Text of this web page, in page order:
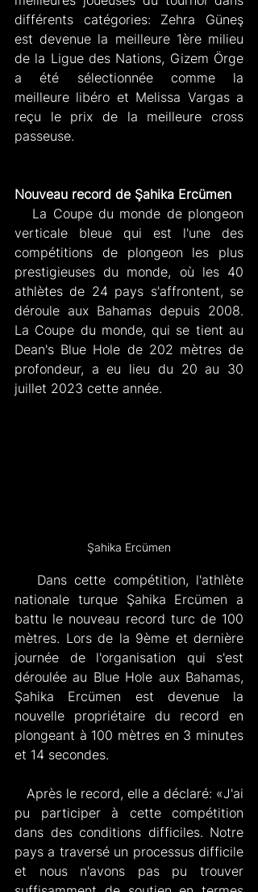
différents catégories: Zehra Güneş
est devenue la meilleure 1ère milieu
de la Ligue des Nations, Gizem Örge
a été sélectionnée comme la
meilleure libéro et Melissa Vargas a
reçu le prix de la meilleure cross
passeuse.
Nouveau record de Şahika Ercümen
verticale bleue qui est l'une des
compétitions de plongeon les plus
prestigieuses du monde, où les 40
athlètes de 24 pays s'affrontent, se
déroule aux Bahamas depuis 2008.
La Coupe du monde, qui se tient au
Dean's Blue Hole de 202 mètres de
profondeur, a eu lieu du 20 au 30
juillet 2023 cette année.
Şahika Ercümen
nationale turque Şahika Ercümen a
battu le nouveau record turc de 100
mètres. Lors de la 9ème et dernière
journée de l'organisation qui s'est
déroulée au Blue Hole aux Bahamas,
Şahika Ercümen est devenue la
nouvelle propriétaire du record en
plongeant à 100 mètres en 3 minutes
et 14 secondes.
pu participer à cette compétition
dans des conditions difficiles. Notre
pays a traversé un processus difficile
et nous n'avons pas pu trouver